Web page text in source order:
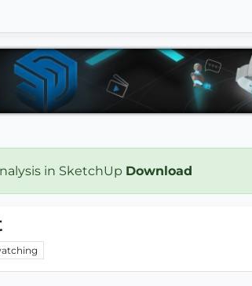
in SketchUp Download